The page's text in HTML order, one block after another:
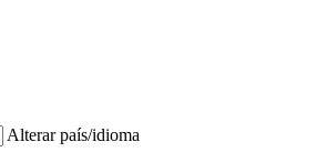
Alterar país/idioma